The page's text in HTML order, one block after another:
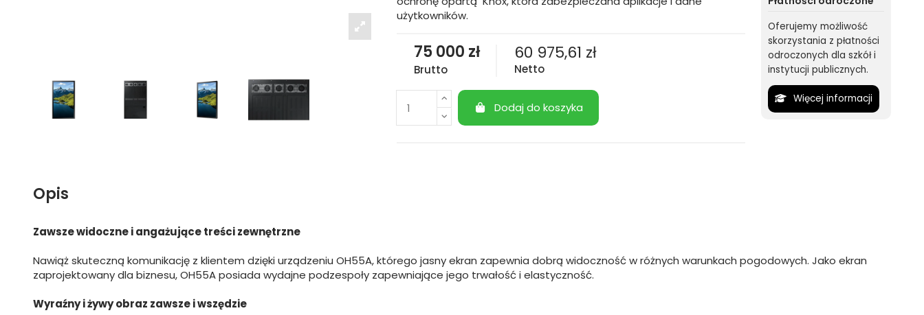
użytkowników.
75 000 zł
Brutto
60 975,61 zł
Netto
Dodaj do koszyka
Oferujemy możliwość
skorzystania z płatności
odroczonych dla szkół i
instytucji publicznych.
Więcej informacji
Opis
Zawsze widoczne i angażujące treści zewnętrzne
Nawiąż skuteczną komunikację z klientem dzięki urządzeniu OH55A, którego jasny ekran zapewnia dobrą widoczność w różnych warunkach pogodowych. Jako ekran
zaprojektowany dla biznesu, OH55A posiada wydajne podzespoły zapewniające jego trwałość i elastyczność.
Wyraźny i żywy obraz zawsze i wszędzie